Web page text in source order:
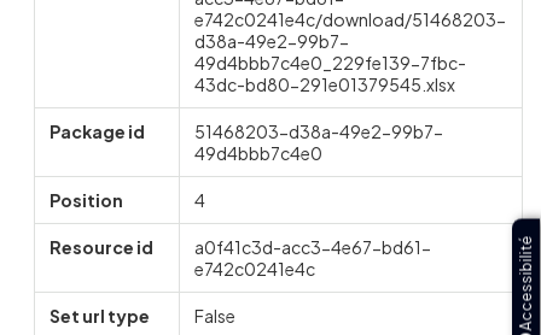
Accessibilité
e742c0241e4c/download/51468203-
d38a-49e2-99b7-
49d4bbb7c4e0_229fe139-7fbc-
43dc-bd80-291e01379545.xlsx
Package id
51468203-d38a-49e2-99b7-
49d4bbb7c4e0
Position 4
Resource id
a0f41c3d-acc3-4e67-bd61-
e742c0241e4c
Set url type False